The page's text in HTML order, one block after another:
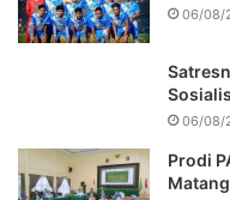
06/08/
06/08/
Prodi